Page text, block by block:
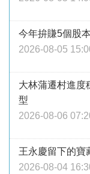
今年拚賺5個股
2026-08-05
大林蒲遷村進
型
2026-08-06
王永慶留下的寶
2026-08-04